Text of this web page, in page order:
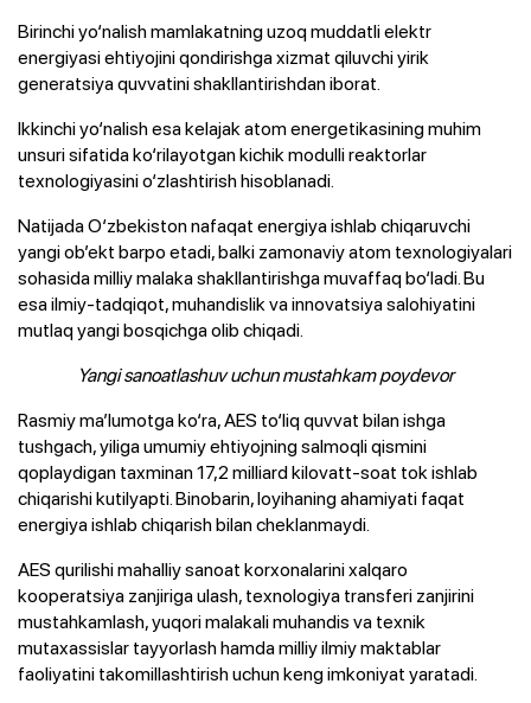
Birinchi yo‘nalish mamlakatning uzoq muddatli elektr
energiyasi ehtiyojini qondirishga xizmat qiluvchi yirik
generatsiya quvvatini shakllantirishdan iborat.
Ikkinchi yo‘nalish esa kelajak atom energetikasining muhim
unsuri sifatida ko‘rilayotgan kichik modulli reaktorlar
texnologiyasini o‘zlashtirish hisoblanadi.
Natijada O‘zbekiston nafaqat energiya ishlab chiqaruvchi
yangi ob’ekt barpo etadi, balki zamonaviy atom texnologiyalari
sohasida milliy malaka shakllantirishga muvaffaq bo‘ladi. Bu
esa ilmiy-tadqiqot, muhandislik va innovatsiya salohiyatini
mutlaq yangi bosqichga olib chiqadi.
Yangi sanoatlashuv uchun mustahkam poydevor
Rasmiy ma’lumotga ko‘ra, AES to‘liq quvvat bilan ishga
tushgach, yiliga umumiy ehtiyojning salmoqli qismini
qoplaydigan taxminan 17,2 milliard kilovatt-soat tok ishlab
chiqarishi kutilyapti. Binobarin, loyihaning ahamiyati faqat
energiya ishlab chiqarish bilan cheklanmaydi.
AES qurilishi mahalliy sanoat korxonalarini xalqaro
kooperatsiya zanjiriga ulash, texnologiya transferi zanjirini
mustahkamlash, yuqori malakali muhandis va texnik
mutaxassislar tayyorlash hamda milliy ilmiy maktablar
faoliyatini takomillashtirish uchun keng imkoniyat yaratadi.